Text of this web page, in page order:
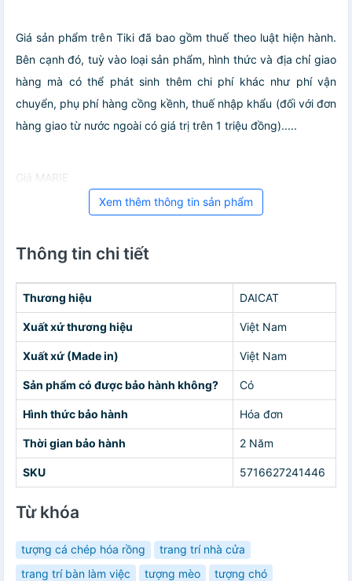
Giá sản phẩm trên Tiki đã bao gồm thuế theo luật hiện hành.
Bên cạnh đó, tuỳ vào loại sản phẩm, hình thức và địa chỉ giao
hàng mà có thể phát sinh thêm chi phí khác như phí vận
chuyển, phụ phí hàng cồng kềnh, thuế nhập khẩu (đối với đơn
hàng giao từ nước ngoài có giá trị trên 1 triệu đồng).....
Giá MARIE
Xem thêm thông tin sản phẩm
Thông tin chi tiết
Thương hiệu DAICAT
Xuất xứ thương hiệu Việt Nam
Xuất xứ (Made in) Việt Nam
Sản phẩm có được bảo hành không? Có
Hình thức bảo hành Hóa đơn
Thời gian bảo hành 2 Năm
SKU 5716627241446
Từ khóa
tượng cá chép hóa rồng
trang trí nhà cửa
trang trí bàn làm việc
tượng mèo
tượng chó